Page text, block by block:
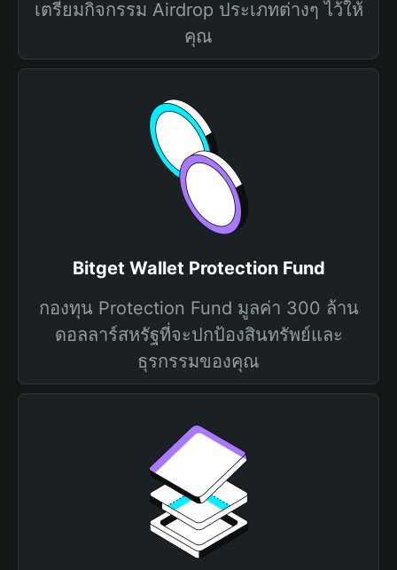
เตรียมกิจกรรม Airdrop ประเภทต่างๆ ไว้ให้
คุณ
Bitget Wallet Protection Fund
กองทุน Protection Fund มูลค่า 300 ล้าน
ดอลลาร์สหรัฐที่จะปกป้องสินทรัพย์และ
ธุรกรรมของคุณ